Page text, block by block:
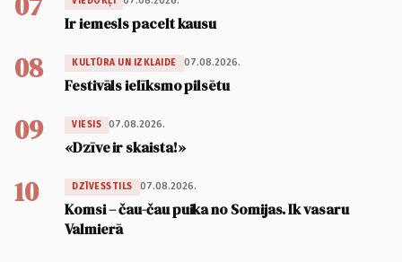
Ir iemesls pacelt kausu
08 KULTŪRA UN IZKLAIDE 07.08.2026.
Festivāls ielīksmo pilsētu
09 VIESIS 07.08.2026.
«Dzīve ir skaista!»
10 DZĪVESSTILS 07.08.2026.
Komsi – čau-čau puika no Somijas. Ik vasaru
Valmierā